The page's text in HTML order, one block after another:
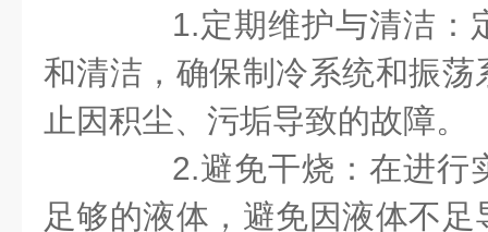
1.定期维护与清洁：
和清洁，确保制冷系统和振
止因积尘、污垢导致的故障。
2.避免干烧：在进行
足够的液体，避免因液体不